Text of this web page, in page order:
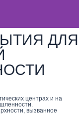
ДЛЯ
центрах и на
вызванное